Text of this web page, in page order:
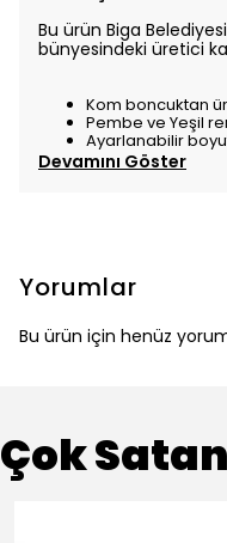
Bu ürün Biga Belediyesi
bünyesindeki üretici
Kom boncuktan
Pembe ve Yeşil
Ayarlanabilir
Devamını Göster
Yorumlar
Bu ürün için henüz
Çok